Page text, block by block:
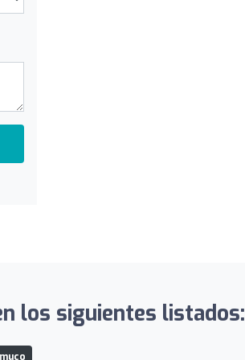
los siguientes listados: